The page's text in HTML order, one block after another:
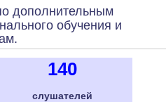
дополнительным
обучения и
140
слушателей